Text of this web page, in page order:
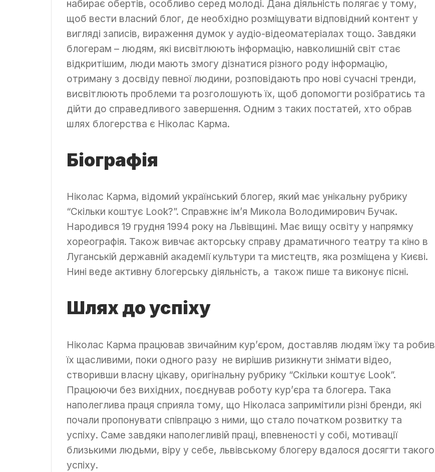
набирає обертів, особливо серед молоді. Дана діяльність полягає у тому,
щоб вести власний блог, де необхідно розміщувати відповідний контент у
вигляді записів, вираження думок у аудіо-відеоматеріалах тощо. Завдяки
блогерам – людям, які висвітлюють інформацію, навколишній світ стає
відкритішим, люди мають змогу дізнатися різного роду інформацію,
отриману з досвіду певної людини, розповідають про нові сучасні тренди,
висвітлюють проблеми та розголошують їх, щоб допомогти розібратись та
дійти до справедливого завершення. Одним з таких постатей, хто обрав
шлях блогерства є Ніколас Карма.
Біографія
Ніколас Карма, відомий український блогер, який має унікальну рубрику
“Скільки коштує Look?”. Справжнє ім’я Микола Володимирович Бучак.
Народився 19 грудня 1994 року на Львівщині. Має вищу освіту у напрямку
хореографія. Також вивчає акторську справу драматичного театру та кіно в
Луганській державній академії культури та мистецтв, яка розміщена у Києві.
Нині веде активну блогерську діяльність, а також пише та виконує пісні.
Шлях до успіху
Ніколас Карма працював звичайним кур’єром, доставляв людям їжу та робив
їх щасливими, поки одного разу не вирішив ризикнути знімати відео,
створивши власну цікаву, оригінальну рубрику “Скільки коштує Look”.
Працюючи без вихідних, поєднував роботу кур’єра та блогера. Така
наполеглива праця сприяла тому, що Ніколаса запримітили різні бренди, які
почали пропонувати співпрацю з ними, що стало початком розвитку та
успіху. Саме завдяки наполегливій праці, впевненості у собі, мотивації
близькими людьми, віру у себе, львівському блогеру вдалося досягти такого
успіху.